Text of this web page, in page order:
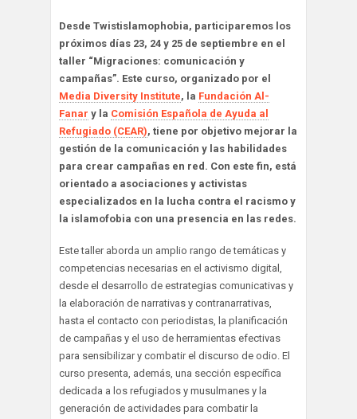
Desde Twistislamophobia, participaremos los
próximos días 23, 24 y 25 de septiembre en el
taller “Migraciones: comunicación y
campañas”. Este curso, organizado por el
Media Diversity Institute, la Fundación Al-
Fanar y la Comisión Española de Ayuda al
Refugiado (CEAR), tiene por objetivo mejorar la
gestión de la comunicación y las habilidades
para crear campañas en red. Con este fin, está
orientado a asociaciones y activistas
especializados en la lucha contra el racismo y
la islamofobia con una presencia en las redes.
Este taller aborda un amplio rango de temáticas y
competencias necesarias en el activismo digital,
desde el desarrollo de estrategias comunicativas y
la elaboración de narrativas y contranarrativas,
hasta el contacto con periodistas, la planificación
de campañas y el uso de herramientas efectivas
para sensibilizar y combatir el discurso de odio. El
curso presenta, además, una sección específica
dedicada a los refugiados y musulmanes y la
generación de actividades para combatir la